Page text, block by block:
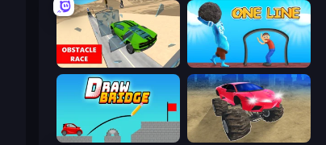
Obstacle Race: Destroying Simulator! One Line
Draw Bridge